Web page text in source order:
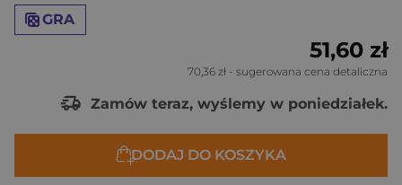
GRA
51,60 zł
70,36 zł - sugerowana cena detaliczna
Zamów teraz, wyślemy w poniedziałek.
DODAJ DO KOSZYKA